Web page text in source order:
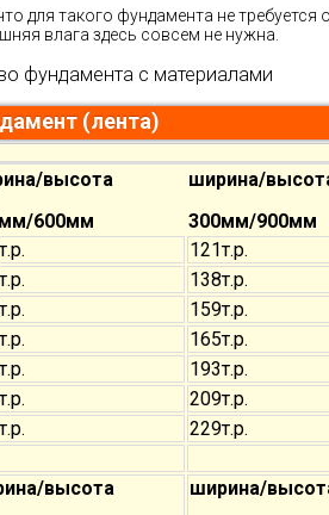
для такого фундамента не
влага здесь совсем не нужна.
фундамента с материалами
(лента)
высота
600мм
ширина/
300мм/900мм
121т.р.
138т.р.
159т.р.
165т.р.
193т.р.
209т.р.
229т.р.
высота
ширина/